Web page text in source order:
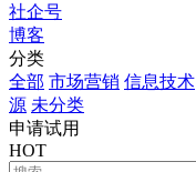
社企号
博客
分类
全部 市场营销 信息技术
源 未分类
申请试用
HOT